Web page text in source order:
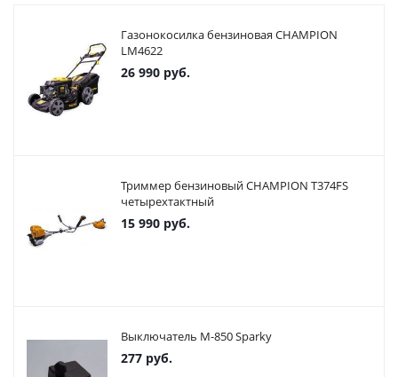
Газонокосилка бензиновая CHAMPION
LM4622
26 990 руб.
Триммер бензиновый CHAMPION T374FS
четырехтактный
15 990 руб.
Выключатель М-850 Sparky
277 руб.